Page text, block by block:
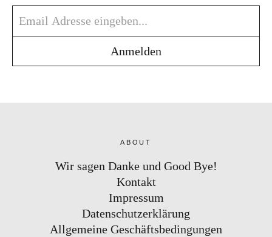
ABOUT
Wir sagen Danke und Good Bye!
Kontakt
Impressum
Datenschutzerklärung
Allgemeine Geschäftsbedingungen